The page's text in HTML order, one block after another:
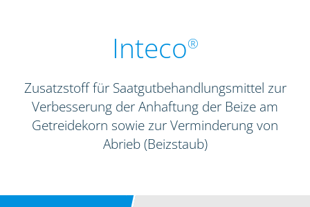
Inteco®
Zusatzstoff für Saatgutbehandlungsmittel zur
Verbesserung der Anhaftung der Beize am
Getreidekorn sowie zur Verminderung von
Abrieb (Beizstaub)